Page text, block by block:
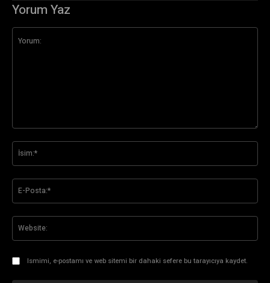
Yorum Yaz
Ismimi, e-postamı ve web sitemi bir dahaki sefere bu tarayıcıya kaydet.